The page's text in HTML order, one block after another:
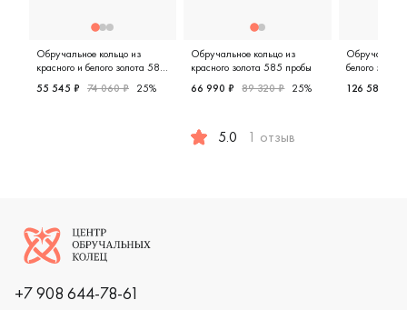
Обручальное кольцо из
красного и белого золота 585
пробы
Женские, мужские, парные, красное и белое золото
55 545 ₽ 74 060 ₽ 25%
Обручальное кольцо из
красного золота 585 пробы
66 990 ₽ 89 320 ₽ 25%
5.0 1 отзыв
белого
126 585 ₽
Логотип компании
+7 908 644-78-61